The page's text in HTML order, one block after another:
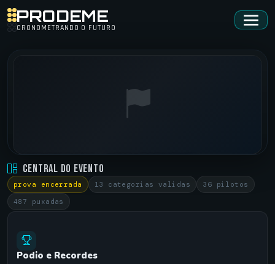
PRODEME
CRONOMETRANDO O FUTURO
MARAURAMA 2023 • AIRCOOLED DRAGRACE
MARAU / RS • 02/04/2023
Central do Evento
prova encerrada 13 categorias validas
36 pilotos
487 puxadas
Podio e Recordes